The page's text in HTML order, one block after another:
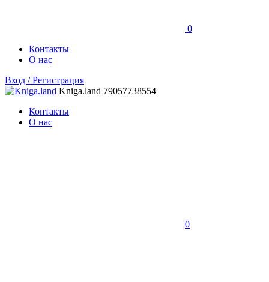
0
Контакты
О нас
Вход / Регистрация
Kniga.land 79057738554
Контакты
О нас
0